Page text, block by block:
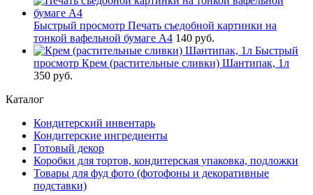
Быстрый просмотр Печать съедобной картинки на
тонкой вафельной бумаге А4 140 руб.
Быстрый
просмотр Крем (растительные сливки) Шантипак, 1л
350 руб.
Каталог
Кондитерский инвентарь
Кондитерские ингредиенты
Готовый декор
Коробки для тортов, кондитерская упаковка, подложки
Товары для фуд фото (фотофоны и декоративные
подставки)